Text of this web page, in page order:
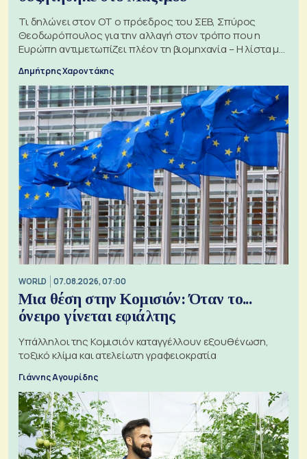
Τι δηλώνει στον ΟΤ ο πρόεδρος του ΣΕΒ, Σπύρος
Θεοδωρόπουλος για την αλλαγή στον τρόπο που η
Ευρώπη αντιμετωπίζει πλέον τη βιομηχανία – Η λίστα με
Δημήτρης Χαροντάκης
WORLD 07.08.2026, 07:00
Μια θέση στην Κομισιόν: Όταν το...
όνειρο γίνεται εφιάλτης
Υπάλληλοι της Κομισιόν καταγγέλλουν εξουθένωση,
τοξικό κλίμα και ατελείωτη γραφειοκρατία
Γιάννης Αγουρίδης